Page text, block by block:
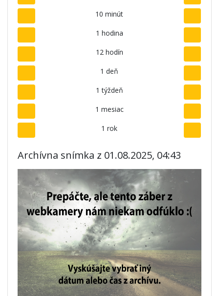
10 minút
1 hodina
12 hodín
1 deň
1 týždeň
1 mesiac
1 rok
Archívna snímka z 01.08.2025, 04:43